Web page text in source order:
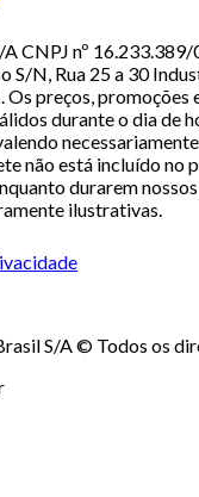
A CNPJ nº
S/N, Rua 25 a 30
Os preços, promoções
durante o dia de
não está incluído no
durarem
ilustrativas.
S/A © Todos os